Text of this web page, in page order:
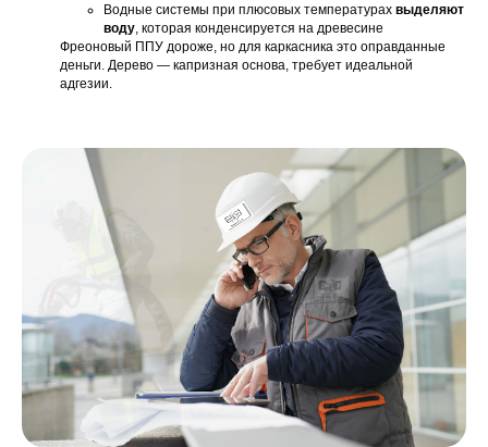
Водные системы при плюсовых температурах выделяют
воду , которая конденсируется на древесине
Фреоновый ППУ дороже, но для каркасника это оправданные
деньги. Дерево — капризная основа, требует идеальной
адгезии.